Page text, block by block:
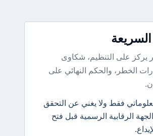
يركز على التنظيم، شكاوى
الخطر، والحكم النهائي على
فقط ولا يغني عن التحقق
الرقابية الرسمية قبل فتح